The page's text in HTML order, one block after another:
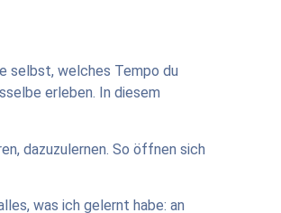
selbst, welches Tempo du
erleben. In diesem
dazuzulernen. So öffnen sich
was ich gelernt habe: an